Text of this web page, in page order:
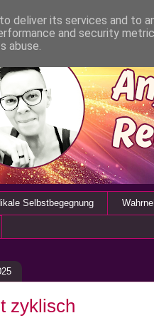
Selbstbegegnung
zyklisch
deliver its services and to
and security
abuse.